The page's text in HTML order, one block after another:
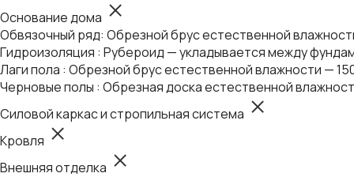
Основание дома
Обвязочный ряд: Обрезной брус естественной
Гидроизоляция : Рубероид — укладывается между
Лаги пола : Обрезной брус естественной влажности —
Черновые полы : Обрезная доска естественной
Силовой каркас и стропильная система
Кровля
Внешняя отделка